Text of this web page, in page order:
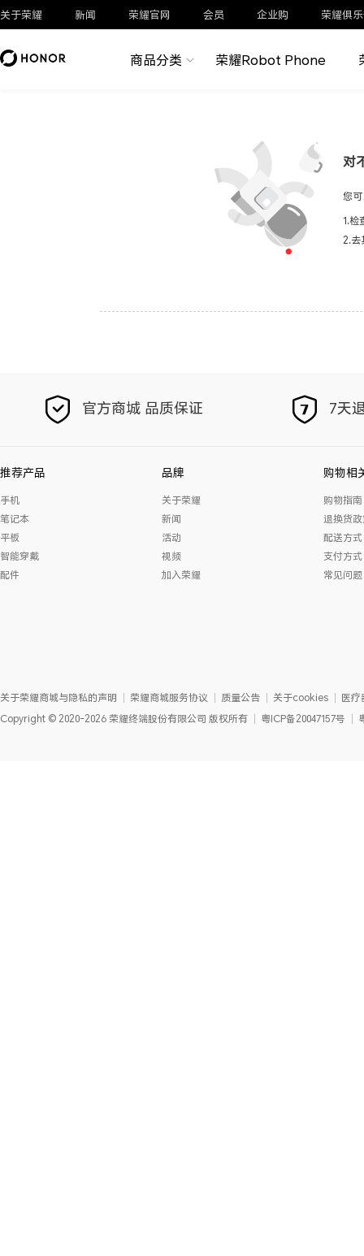
关于荣耀 新闻 荣耀官网 会员 企业购 荣耀俱
商品分类 荣耀Robot Phone
对
您
1.检
2.去
官方商城 品质保证 7天
推荐产品
手机
笔记本
平板
智能穿戴
配件
品牌
关于荣耀
新闻
活动
视频
加入荣耀
购物相
购物指南
退换货
配送方式
支付方式
常见问题
关于荣耀商城与隐私的声明 荣耀商城服务协议 质量公告 关于cookies
医疗
Copyright © 2020-2026 荣耀终端股份有限公司 版权所有 粤ICP备20047157号